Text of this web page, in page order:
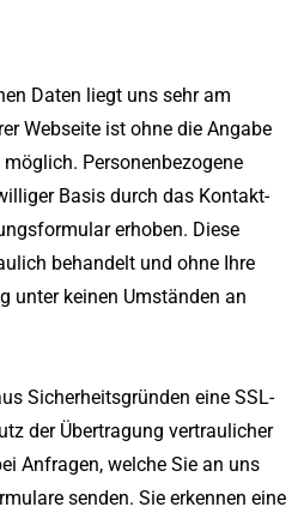
Daten liegt uns sehr am
Webseite ist ohne die Angabe
Personenbezogene
Basis durch das Kontakt-
erhoben. Diese
behandelt und ohne Ihre
unter keinen Umständen an
Sicherheitsgründen eine SSL-
der Übertragung vertraulicher
Anfragen, welche Sie an uns
senden. Sie erkennen eine